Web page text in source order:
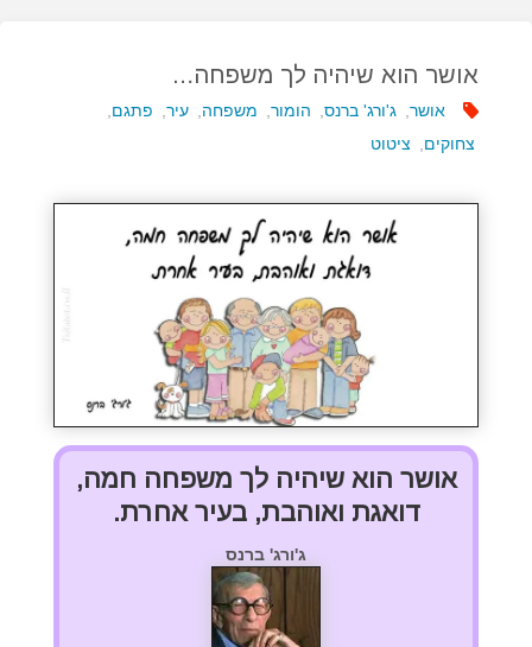
אושר הוא שיהיה לך משפחה…
אושר ג'ורג' ברנס הומור משפחה עיר, פתגם
צחוקים
ציטוט
אושר הוא שיהיה לך משפחה חמה,
דואגת ואוהבת, בעיר אחרת.
ג'ורג' ברנס